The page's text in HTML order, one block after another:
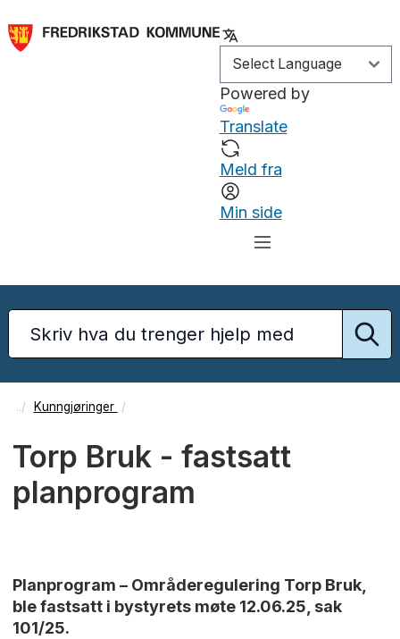
Powered by
Translate
Meld fra
Min side
Kunngjøringer
Torp Bruk - fastsatt
planprogram
Planprogram – Områderegulering Torp Bruk,
ble fastsatt i bystyrets møte 12.06.25, sak
101/25.